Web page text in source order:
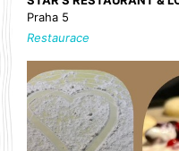
Praha 5
Restaurace